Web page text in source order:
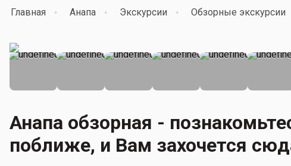
Главная Анапа Экскурсии Обзорные экскурсии
Анапа обзорная -
поближе, и Вам захочется